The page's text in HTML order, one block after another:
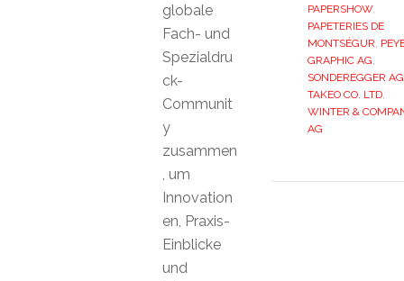
PAPERSHOW,
PAPETERIES DE
MONTSÉGUR,
GRAPHIC AG,
SONDEREGGER AG
TAKEO CO. LTD,
WINTER &
AG
globale
Fach- und
Spezialdru
ck-
Communit
y
zusammen
, um
Innovation
en, Praxis-
Einblicke
und